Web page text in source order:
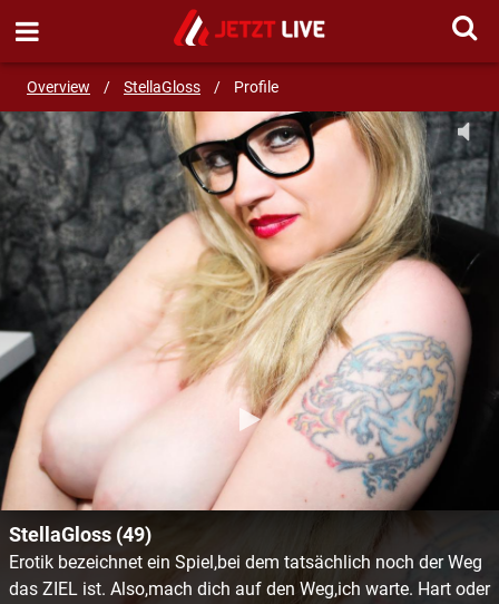
Overview / StellaGloss / Profile
SEND MESSAGE
StellaGloss (49)
Erotik bezeichnet ein Spiel,bei dem tatsächlich noch der Weg
das ZIEL ist. Also,mach dich auf den Weg,ich warte. Hart oder